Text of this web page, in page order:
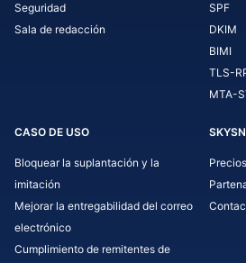
Seguridad
Sala de redacción
SPF
DKIM
BIMI
TLS-
MTA-
CASO DE USO
Bloquear la suplantación y la
imitación
Mejorar la entregabilidad del correo
electrónico
Cumplimiento de remitentes de
Precios